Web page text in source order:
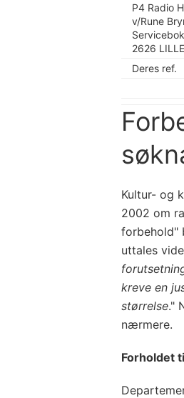
P4 Radio
v/Rune
2626
Deres ref.
Kultur- og
2002 om
forbehold"
uttales
kreve en
størrelse."
nærmere.
Forholdet